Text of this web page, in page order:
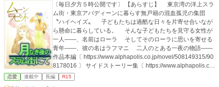
〔毎日夕方５時公開です〕 【あらすじ】 東京湾の洋上スラ
ム街・東京アバディーンに暮らす無戸籍の混血孤児の集団
〝ハイヘイズ〟 子どもたちは過酷な日々を片寄せ合いなが
ら懸命に暮らしている。 そんな子どもたちを見守る女性が
一人――、名前はローラ そしてそのローラに思いを寄せる
青年――、彼の名はラフマニ 二人のとある一夜の物語――
作品本編〔 https://www.alphapolis.co.jp/novel/508149315/90
8178016 〕 サイドストーリー集〔 https://www.alphapolis.co.
jp/novel/508149315/257253095 〕 ★注：本編を未読でもわ
かるように構成しています 【作者より】 普段はＳＦカテゴ
恋愛 連載中 長編 R15